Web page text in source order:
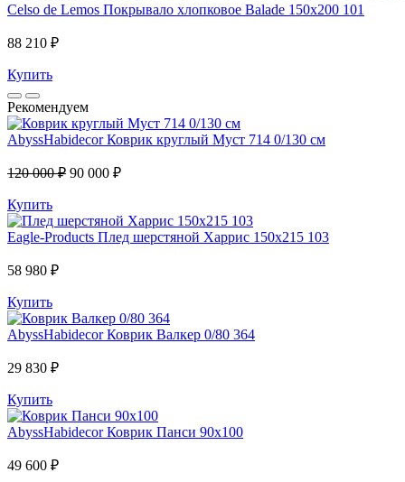
Celso de Lemos Покрывало хлопковое Balade 150x200 101
88 210 ₽
Купить
Рекомендуем
AbyssHabidecor Коврик круглый Муст 714 0/130 см
120 000 ₽ 90 000 ₽
Купить
Eagle-Products Плед шерстяной Харрис 150х215 103
58 980 ₽
Купить
AbyssHabidecor Коврик Валкер 0/80 364
29 830 ₽
Купить
AbyssHabidecor Коврик Панси 90х100
49 600 ₽